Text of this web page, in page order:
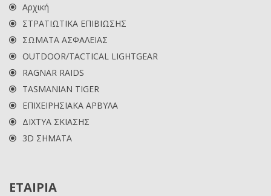
Αρχική
ΣΤΡΑΤΙΩΤΙΚΑ ΕΠΙΒΙΩΣΗΣ
ΣΩΜΑΤΑ ΑΣΦΑΛΕΙΑΣ
OUTDOOR/TACTICAL LIGHTGEAR
RAGNAR RAIDS
TASMANIAN TIGER
ΕΠΙΧΕΙΡΗΣΙΑΚΑ ΑΡΒΥΛΑ
ΔΙΧΤΥΑ ΣΚΙΑΣΗΣ
3D ΣΗΜΑΤΑ
ΕΤΑΙΡΙΑ